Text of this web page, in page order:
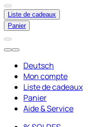
Liste de cadeaux
Panier
Deutsch
Mon compte
Liste de cadeaux
Panier
Aide & Service